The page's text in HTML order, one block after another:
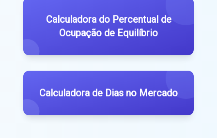
Calculadora do Percentual de
Ocupação de Equilíbrio
Calculadora de Dias no Mercado